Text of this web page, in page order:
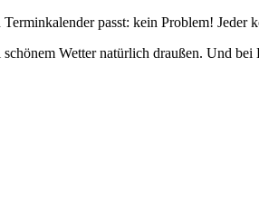
passt: kein Problem! Jeder
Wetter natürlich draußen. Und